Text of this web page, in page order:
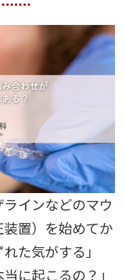
ラインなどのマウ
置）を始めてか
た気がする」
に起こるの？」